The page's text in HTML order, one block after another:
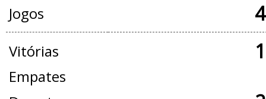
Jogos
Vitórias
Empates